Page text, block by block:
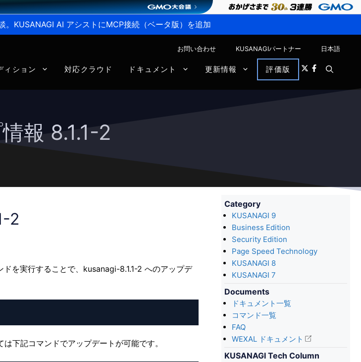
KUSANAGI AI アシストにMCP接続（ベータ版）を追加
お問い合わせ KUSANAGIパートナー 日本語
ィション 対応クラウド ドキュメント 更新情報 評価版
報 8.1.1-2
2
を実行することで、kusanagi-8.1.1-2 へのアップデ
下記コマンドでアップデートが可能です。
Category
KUSANAGI 9
Business Edition
Security Edition
Page Speed Technology
KUSANAGI 8
KUSANAGI 7
Documents
ドキュメント一覧
コマンド一覧
FAQ
WEXAL ドキュメント
KUSANAGI Tech Column